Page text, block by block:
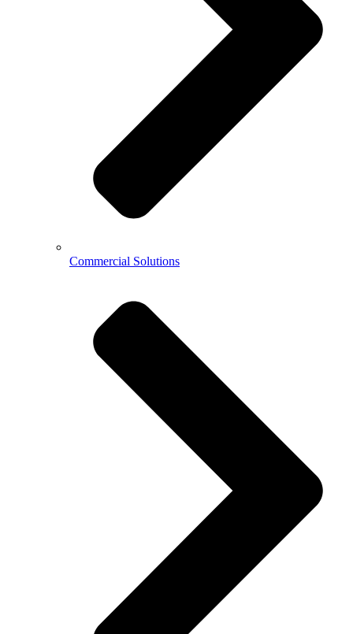
Commercial Solutions